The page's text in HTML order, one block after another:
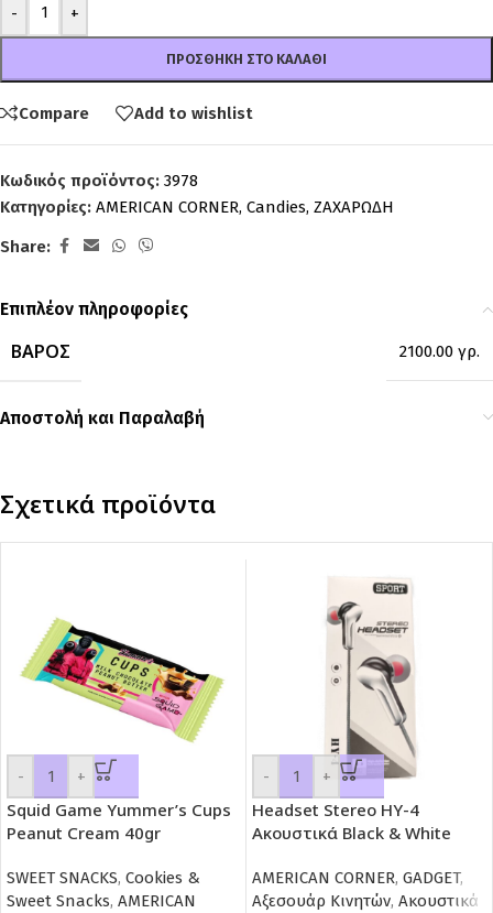
- +
ΠΡΟΣΘΉΚΗ ΣΤΟ ΚΑΛΆΘΙ
Compare Add to wishlist
Κωδικός προϊόντος: 3978
Κατηγορίες: AMERICAN CORNER, Candies, ΖΑΧΑΡΩΔΗ
Share:
Επιπλέον πληροφορίες
ΒΆΡΟΣ 2100.00 γρ.
Αποστολή και Παραλαβή
Σχετικά προϊόντα
- +
Squid Game Yummer’s Cups
Peanut Cream 40gr
SWEET SNACKS, Cookies &
Sweet Snacks, AMERICAN
- +
Headset Stereo HY-4
Ακουστικά Black & White
AMERICAN CORNER, GADGET,
Αξεσουάρ Κινητών, Ακουστικά